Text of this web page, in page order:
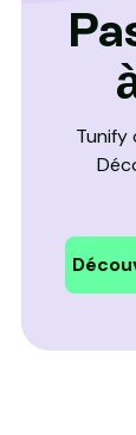
Tunify